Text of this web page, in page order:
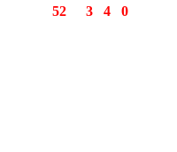
52 3 4 0